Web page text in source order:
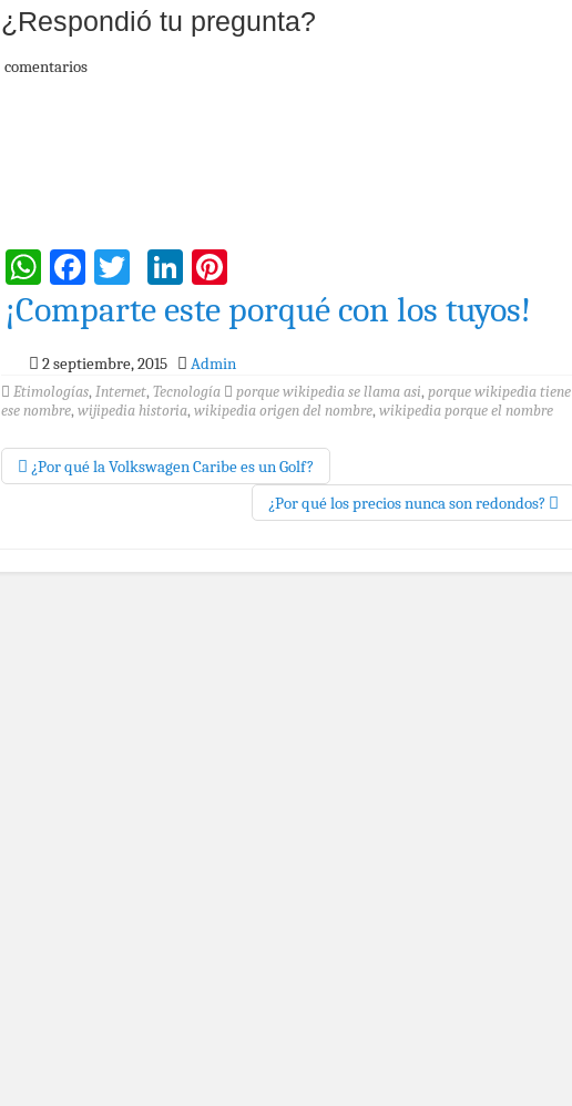
¿Respondió tu pregunta?
comentarios
WhatsApp
Facebook
TwitterLinkedIn
¡Comparte este porqué con los tuyos!
2 septiembre, 2015 Admin
Etimologías, Internet, Tecnología porque wikipedia se llama asi, porque wikipedia tiene
ese nombre, wijipedia historia, wikipedia origen del nombre, wikipedia porque el nombre
¿Por qué la Volkswagen Caribe es un Golf?
¿Por qué los precios nunca son redondos?